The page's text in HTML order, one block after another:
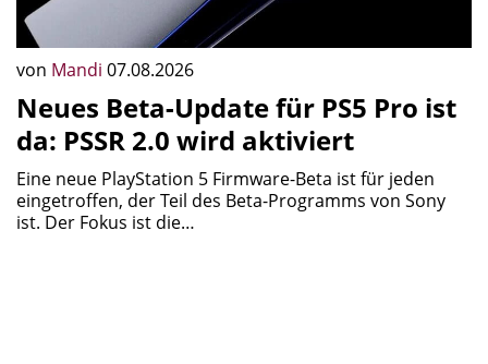
von Mandi 07.08.2026
Neues Beta-Update für PS5 Pro ist
da: PSSR 2.0 wird aktiviert
Eine neue PlayStation 5 Firmware-Beta ist für jeden
eingetroffen, der Teil des Beta-Programms von Sony
ist. Der Fokus ist die…